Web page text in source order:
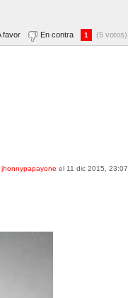
favor En contra 1 (5 votos)
jhonnypapayone el 11 dic 2015, 23:07